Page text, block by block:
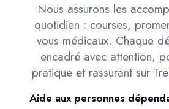
Nous assurons les
quotidien : courses,
vous médicaux. Chaque
encadré avec attention,
pratique et rassurant sur
Aide aux personnes